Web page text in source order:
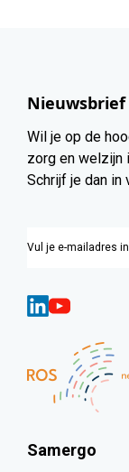
Samergo
Nieuwsbrief
Wil je op de
zorg en welzijn
Schrijf je dan in